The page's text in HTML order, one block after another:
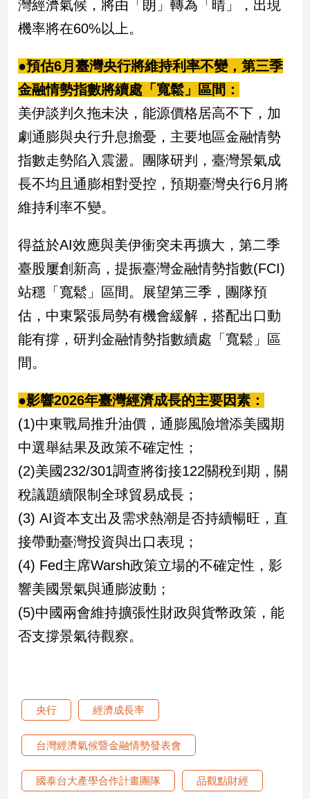
娛
娛
樂
星
聞
行/
時
尚
追
活
築/
室
內
計
旅
遊/
美
食
星
座/
命
理
費
健
康/
親
子/
術
／
電
影
灣經濟氣候，將由「朗」轉為「晴」，出現
機率將在60%以上。
●預估6月臺灣央行將維持利率不變，第三季
金融情勢指數將續處「寬鬆」區間：
美伊談判久拖未決，能源價格居高不下，加
劇通膨與央行升息擔憂，主要地區金融情勢
指數走勢陷入震盪。團隊研判，臺灣景氣成
長不均且通膨相對受控，預期臺灣央行6月將
維持利率不變。
得益於AI效應與美伊衝突未再擴大，第二季
臺股屢創新高，提振臺灣金融情勢指數(FCI)
站穩「寬鬆」區間。展望第三季，團隊預
估，中東緊張局勢有機會緩解，搭配出口動
能有撐，研判金融情勢指數續處「寬鬆」區
間。
●影響2026年臺灣經濟成長的主要因素：
(1)中東戰局推升油價，通膨風險增添美國期
中選舉結果及政策不確定性；
(2)美國232/301調查將銜接122關稅到期，關
稅議題續限制全球貿易成長；
(3) AI資本支出及需求熱潮是否持續暢旺，直
接帶動臺灣投資與出口表現；
(4) Fed主席Warsh政策立場的不確定性，影
響美國景氣與通膨波動；
(5)中國兩會維持擴張性財政與貨幣政策，能
否支撐景氣待觀察。
央行 經濟成長率
台灣經濟氣候暨金融情勢發表會
國泰台大產學合作計畫團隊 品觀點財經